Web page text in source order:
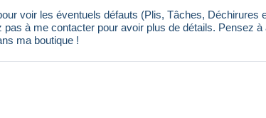
voir les éventuels défauts (Plis, Tâches, Déchirures
à me contacter pour avoir plus de détails. Pensez à
ma boutique !